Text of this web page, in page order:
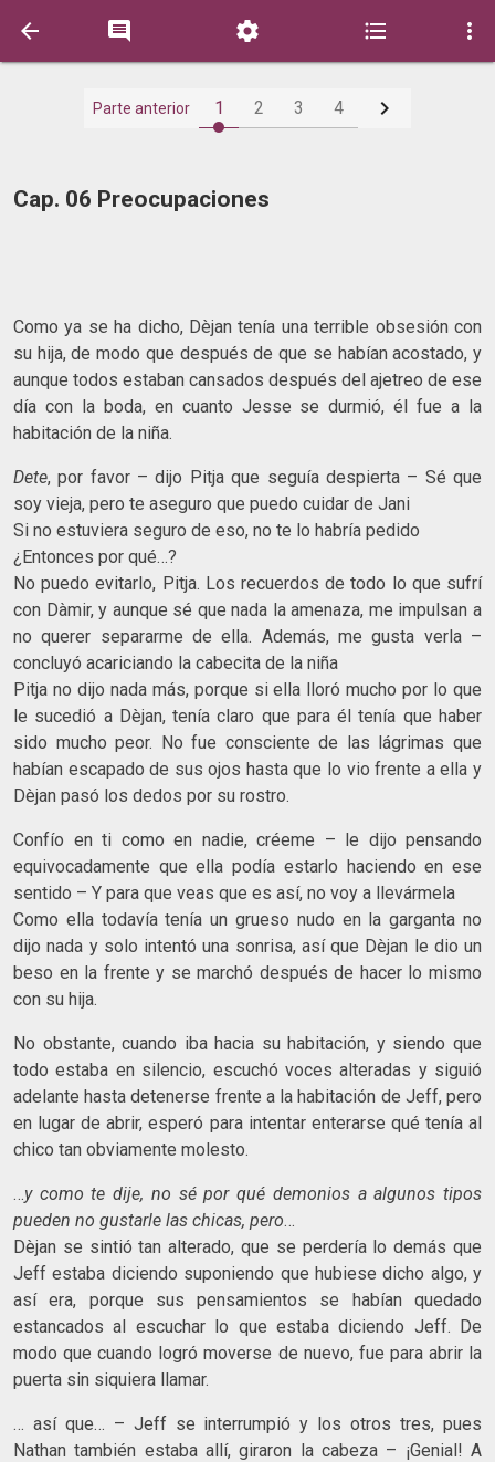
    
Parte anterior 1 2 3 4 
Cap. 06 Preocupaciones
Como ya se ha dicho, Dèjan tenía una terrible obsesión con
su hija, de modo que después de que se habían acostado, y
aunque todos estaban cansados después del ajetreo de ese
día con la boda, en cuanto Jesse se durmió, él fue a la
habitación de la niña.
Dete, por favor – dijo Pitja que seguía despierta – Sé que
soy vieja, pero te aseguro que puedo cuidar de Jani
Si no estuviera seguro de eso, no te lo habría pedido
¿Entonces por qué…?
No puedo evitarlo, Pitja. Los recuerdos de todo lo que sufrí
con Dàmir, y aunque sé que nada la amenaza, me impulsan a
no querer separarme de ella. Además, me gusta verla –
concluyó acariciando la cabecita de la niña
Pitja no dijo nada más, porque si ella lloró mucho por lo que
le sucedió a Dèjan, tenía claro que para él tenía que haber
sido mucho peor. No fue consciente de las lágrimas que
habían escapado de sus ojos hasta que lo vio frente a ella y
Dèjan pasó los dedos por su rostro.
Confío en ti como en nadie, créeme – le dijo pensando
equivocadamente que ella podía estarlo haciendo en ese
sentido – Y para que veas que es así, no voy a llevármela
Como ella todavía tenía un grueso nudo en la garganta no
dijo nada y solo intentó una sonrisa, así que Dèjan le dio un
beso en la frente y se marchó después de hacer lo mismo
con su hija.
No obstante, cuando iba hacia su habitación, y siendo que
todo estaba en silencio, escuchó voces alteradas y siguió
adelante hasta detenerse frente a la habitación de Jeff, pero
en lugar de abrir, esperó para intentar enterarse qué tenía al
chico tan obviamente molesto.
…y como te dije, no sé por qué demonios a algunos tipos
pueden no gustarle las chicas, pero…
Dèjan se sintió tan alterado, que se perdería lo demás que
Jeff estaba diciendo suponiendo que hubiese dicho algo, y
así era, porque sus pensamientos se habían quedado
estancados al escuchar lo que estaba diciendo Jeff. De
modo que cuando logró moverse de nuevo, fue para abrir la
puerta sin siquiera llamar.
… así que… – Jeff se interrumpió y los otros tres, pues
Nathan también estaba allí, giraron la cabeza – ¡Genial! A